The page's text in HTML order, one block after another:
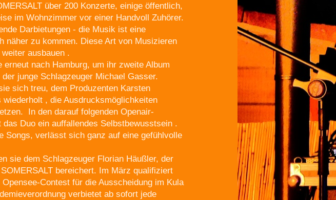
über 200 Konzerte, einige öffentlich,
im Wohnzimmer vor einer Handvoll Zuhörer.
Darbietungen - die Musik ist eine
näher zu kommen. Diese Art von Musizieren
ausbauen .
erneut nach Hamburg, um ihr zweite Album
junge Schlagzeuger Michael Gasser.
sich treu, dem Produzenten Karsten
, die Ausdrucksmöglichkeiten
In den darauf folgenden Openair-
Duo ein auffallendes Selbstbewusstsein .
Songs, verlässt sich ganz auf eine gefühlvolle
sie dem Schlagzeuger Florian Häußler, der
bereichert. Im März qualifiziert
Contest für die Ausscheidung im Kula
verbietet ab sofort jede